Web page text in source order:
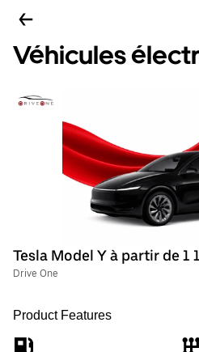
Véhicules
Tesla Model Y à partir de 1
Drive One
Product Features